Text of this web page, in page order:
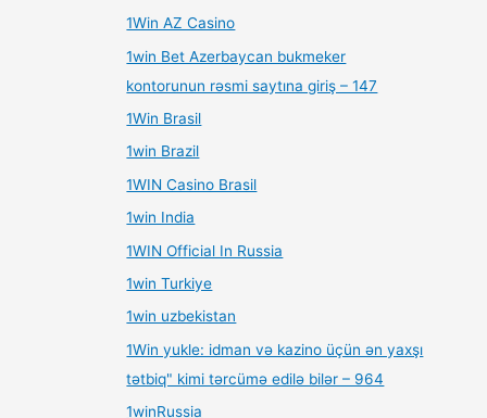
1Win AZ Casino
1win Bet Azerbaycan bukmeker
kontorunun rəsmi saytına giriş – 147
1Win Brasil
1win Brazil
1WIN Casino Brasil
1win India
1WIN Official In Russia
1win Turkiye
1win uzbekistan
1Win yukle: idman və kazino üçün ən yaxşı
tətbiq" kimi tərcümə edilə bilər – 964
1winRussia